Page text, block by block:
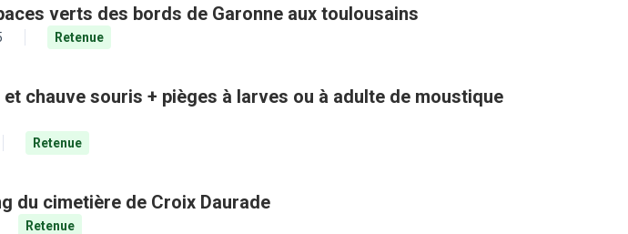
verts des bords de Garonne aux toulousains
Retenue
chauve souris + pièges à larves ou à adulte de moustique
Retenue
du cimetière de Croix Daurade
Retenue